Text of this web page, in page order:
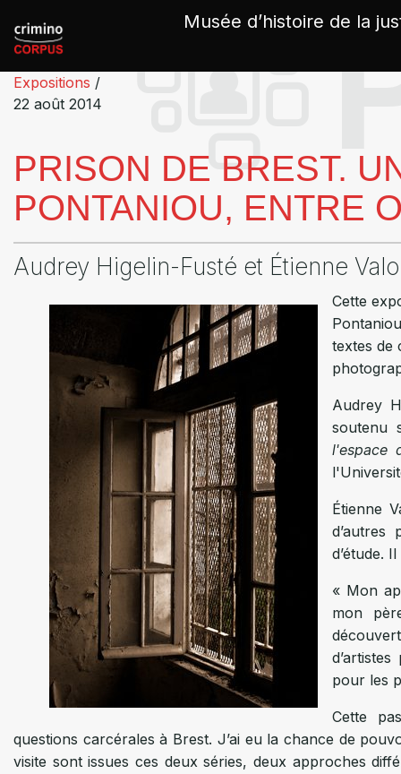
Musée d’histoire de la
Expositions /
22 août 2014
PRISON DE BREST.
PONTANIOU, ENTRE
Audrey Higelin-Fusté et Étienne
Cette
textes de
Audrey
soutenu
Étienne
d’autres
d’étude.
« Mon
mon
pour les
Cette
questions carcérales à Brest. J’ai eu la chance de
visite sont issues ces deux séries, deux approches
Panneau de gestion des cookies